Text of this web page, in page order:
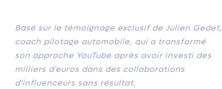
Basé sur le témoignage exclusif de Julien Gedet,
coach pilotage automobile, qui a transformé
son approche YouTube après avoir investi des
milliers d'euros dans des collaborations
d'influenceurs sans résultat.